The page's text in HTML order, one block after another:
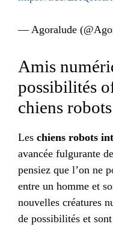
— Agoralude
Amis
possibilités
chiens robots
Les chiens robots
avancée fulgurante
pensiez que l’on ne
entre un homme et
nouvelles créatures
de possibilités et